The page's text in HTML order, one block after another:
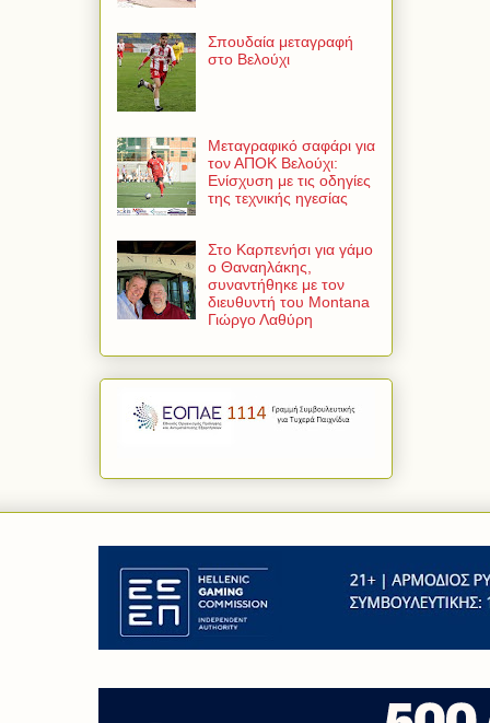
Σπουδαία μεταγραφή
στο Βελούχι
Μεταγραφικό σαφάρι για
τον ΑΠΟΚ Βελούχι:
Ενίσχυση με τις οδηγίες
της τεχνικής ηγεσίας
Στο Καρπενήσι για γάμο
ο Θαναηλάκης,
συναντήθηκε με τον
διευθυντή του Montana
Γιώργο Λαθύρη